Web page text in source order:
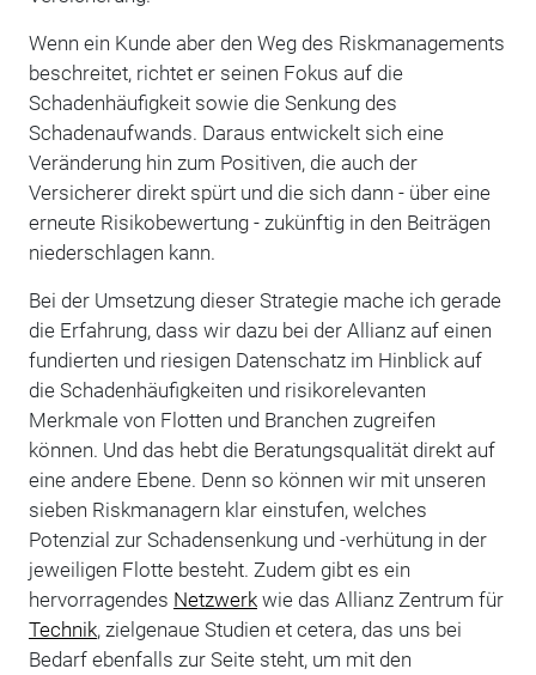
Wenn ein Kunde aber den Weg des Riskmanagements
beschreitet, richtet er seinen Fokus auf die
Schadenhäufigkeit sowie die Senkung des
Schadenaufwands. Daraus entwickelt sich eine
Veränderung hin zum Positiven, die auch der
Versicherer direkt spürt und die sich dann - über eine
erneute Risikobewertung - zukünftig in den Beiträgen
niederschlagen kann.
Bei der Umsetzung dieser Strategie mache ich gerade
die Erfahrung, dass wir dazu bei der Allianz auf einen
fundierten und riesigen Datenschatz im Hinblick auf
die Schadenhäufigkeiten und risikorelevanten
Merkmale von Flotten und Branchen zugreifen
können. Und das hebt die Beratungsqualität direkt auf
eine andere Ebene. Denn so können wir mit unseren
sieben Riskmanagern klar einstufen, welches
Potenzial zur Schadensenkung und -verhütung in der
jeweiligen Flotte besteht. Zudem gibt es ein
hervorragendes Netzwerkwie das Allianz Zentrum für
Technik, zielgenaue Studien et cetera, das uns bei
Bedarf ebenfalls zur Seite steht, um mit den